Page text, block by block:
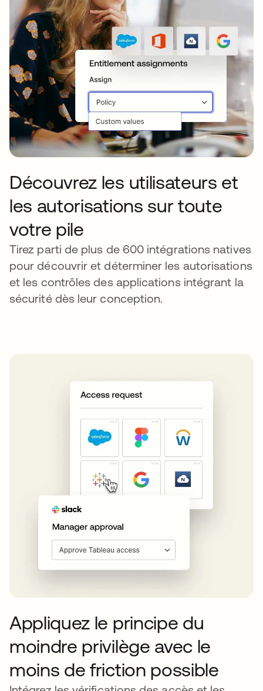
Découvrez les utilisateurs et
les autorisations sur toute
votre pile
Tirez parti de plus de 600 intégrations natives
pour découvrir et déterminer les autorisations
et les contrôles des applications intégrant la
sécurité dès leur conception.
Appliquez le principe du
moindre privilège avec le
moins de friction possible